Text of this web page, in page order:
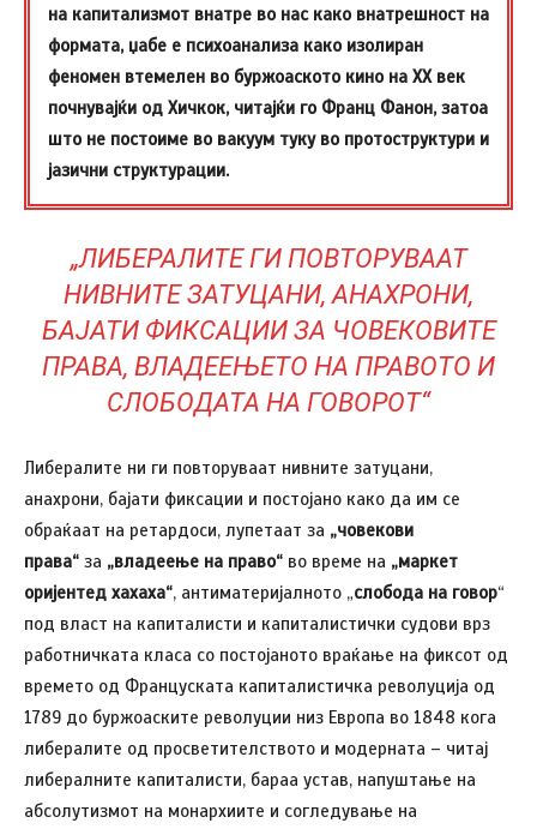
на капитализмот внатре во нас како внатрешност на
формата, џабе е психоанализа како изолиран
феномен втемелен во буржоаското кино на XX век
почнувајќи од Хичкок, читајќи го Франц Фанон, затоа
што не постоиме во вакуум туку во протоструктури и
јазични структурации.
„ЛИБЕРАЛИТЕ ГИ ПОВТОРУВААТ
НИВНИТЕ ЗАТУЦАНИ, АНАХРОНИ,
БАЈАТИ ФИКСАЦИИ ЗА ЧОВЕКОВИТЕ
ПРАВА, ВЛАДЕЕЊЕТО НА ПРАВОТО И
СЛОБОДАТА НА ГОВОРОТ“
Либералите ни ги повторуваат нивните затуцани,
анахрони, бајати фиксации и постојано како да им се
обраќаат на ретардоси, лупетаат за „човекови
права“ за „владеење на право“ во време на „маркет
оријентед хахаха“, антиматеријалното „слобода на говор“
под власт на капиталисти и капиталистички судови врз
работничката класа со постојаното враќање на фиксот од
времето од Француската капиталистичка револуција од
1789 до буржоаските револуции низ Европа во 1848 кога
либералите од просветителството и модерната – читај
либералните капиталисти, бараа устав, напуштање на
абсолутизмот на монархиите и согледување на